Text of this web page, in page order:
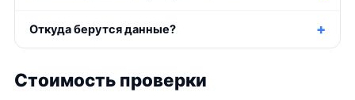
Откуда берутся данные?
Стоимость проверки